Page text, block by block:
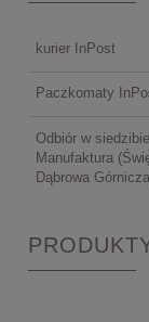
kurier InPost
Paczkomaty
Odbiór w
Manufaktura
Dąbrowa